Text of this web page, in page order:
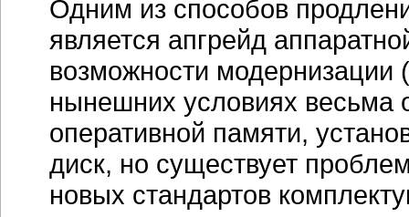
Одним из способов
является апгрейд
возможности модернизации
нынешних условиях весьма
оперативной памяти,
диск, но существует
новых стандартов